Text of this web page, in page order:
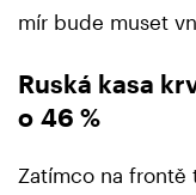
mír bude muset
Ruská kasa
o 46 %
Zatímco na frontě